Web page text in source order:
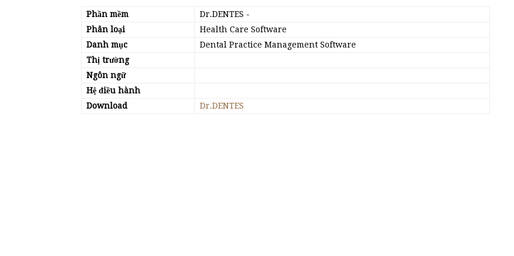
Phần mềm Dr.DENTES -
Phân loại
Health Care Software
Danh mục
Dental Practice Management Software
Thị trường
Ngôn ngữ
Hệ điều hành
Download
Dr.DENTES